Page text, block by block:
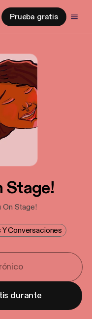
Prueba gratis
Stage!
On Stage!
Conversaciones
durante